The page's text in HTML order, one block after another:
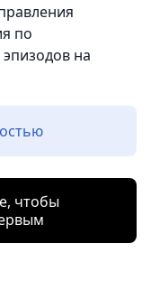
по
на
чтобы